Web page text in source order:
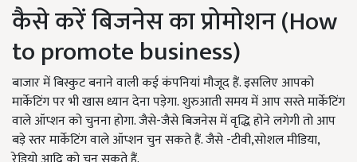
कैसे करें बिजनेस का प्रोमोशन (How
to promote business)
बाजार में बिस्कुट बनाने वाली कई कंपनियां मौजूद हैं. इसलिए आपको
मार्केटिंग पर भी खास ध्यान देना पड़ेगा. शुरुआती समय में आप सस्ते मार्केटिंग
वाले ऑप्शन को चुनना होगा. जैसे-जैसे बिजनेस में वृद्धि होने लगेगी तो आप
बड़े स्तर मार्केटिंग वाले ऑप्शन चुन सकते हैं. जैसे -टीवी,सोशल मीडिया,